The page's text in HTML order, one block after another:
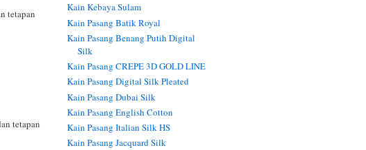
tetapan
tetapan
Kain Kebaya Sulam
Kain Pasang Batik Royal
Kain Pasang Benang Putih Digital
Silk
Kain Pasang CREPE 3D GOLD LINE
Kain Pasang Digital Silk Pleated
Kain Pasang Dubai Silk
Kain Pasang English Cotton
Kain Pasang Italian Silk HS
Kain Pasang Jacquard Silk